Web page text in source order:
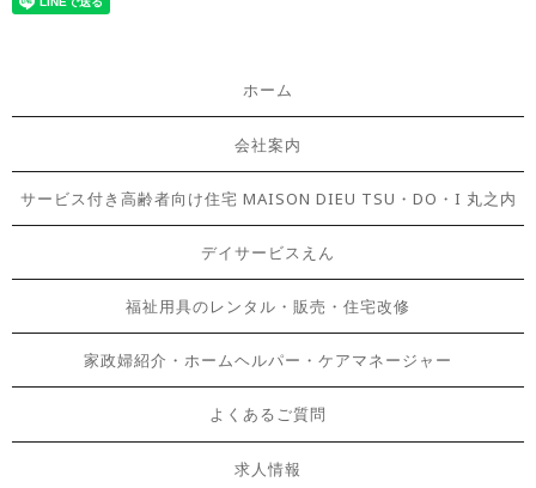
ホーム
会社案内
サービス付き高齢者向け住宅 MAISON DIEU TSU・DO・I 丸之内
デイサービスえん
福祉用具のレンタル・販売・住宅改修
家政婦紹介・ホームヘルパー・ケアマネージャー
よくあるご質問
求人情報